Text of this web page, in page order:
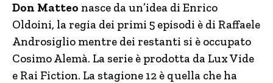
Don Matteo nasce da un’idea di Enrico
Oldoini, la regia dei primi 5 episodi è di Raffaele
Androsiglio mentre dei restanti si è occupato
Cosimo Alemà. La serie è prodotta da Lux Vide
e Rai Fiction. La stagione 12 è quella che ha